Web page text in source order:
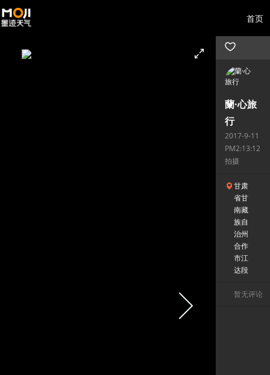
首页
蘭·心旅
行
2017-9-11
PM2:13:12
拍摄
甘肃
省甘
南藏
族自
治州
合作
市江
达段
暂无评论